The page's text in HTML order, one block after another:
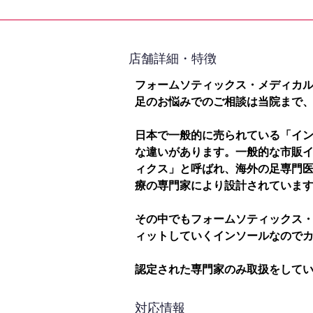
​店舗詳細・特徴
フォームソティックス・メディカ
足のお悩みでのご相談は当院まで
日本で一般的に売られている「イ
な違いがあります。一般的な市販
ィクス」と呼ばれ、海外の足専門
療の専門家により設計されていま
その中でもフォームソティックス
ィットしていくインソールなので
認定された専門家のみ取扱をして
対応情報